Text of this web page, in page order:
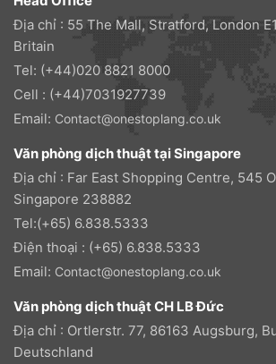
Địa chỉ : 55 The Mall, Stratford, London
Britain
Tel: (+44)020 8821 8000
Cell : (+44)7031927739
Email: Contact@onestoplang.co.uk
Văn phòng dịch thuật tại Singapore
Địa chỉ : Far East Shopping Centre, 545
Singapore 238882
Tel:(+65) 6.838.5333
Điện thoại : (+65) 6.838.5333
Email: Contact@onestoplang.co.uk
Văn phòng dịch thuật CH LB Đức
Địa chỉ : Ortlerstr. 77, 86163 Augsburg,
Deutschland